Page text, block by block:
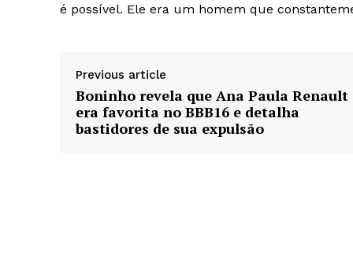
é possível. Ele era um homem que
Previous article
Boninho revela que Ana Paula Renault
era favorita no BBB16 e detalha
bastidores de sua expulsão